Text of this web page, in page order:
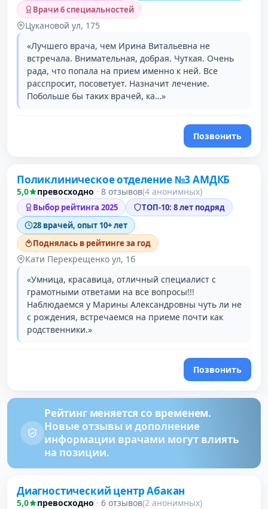
Врачи 6 специальностей
Цукановой ул, 175
«Лучшего врача, чем Ирина Витальевна не
встречала. Внимательная, добрая. Чуткая. Очень
рада, что попала на прием именно к ней. Все
расспросит, посоветует. Назначит лечение.
Побольше бы таких врачей, ка…»
Позвонить
3 место в рейтинге
Поликлиническое отделение №3 АМДКБ
5,0 превосходно · 8 отзывов(4 анонимных)
Выбор рейтинга 2025
ТОП-10: 8 лет подряд
28 врачей, опыт 10+ лет
Поднялась в рейтинге за год
Кати Перекрещенко ул, 1б
«Умница, красавица, отличный специалист с
грамотными ответами на все вопросы!!!
Наблюдаемся у Марины Александровны чуть ли не
с рождения, встречаемся на приеме почти как
родственники.»
Позвонить
Рейтинг меняется со временем.
Новые отзывы и дополнение
информации врачами могут влиять
на позиции.
Диагностический центр Абакан
5,0 превосходно · 6 отзывов(2 анонимных)